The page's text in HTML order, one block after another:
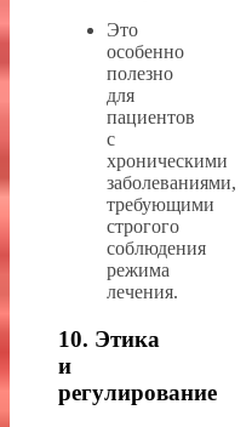
Это
особенно
полезно
для
пациентов
с
хроническими
заболеваниями,
требующими
строгого
соблюдения
режима
лечения.
10. Этика
и
регулирование